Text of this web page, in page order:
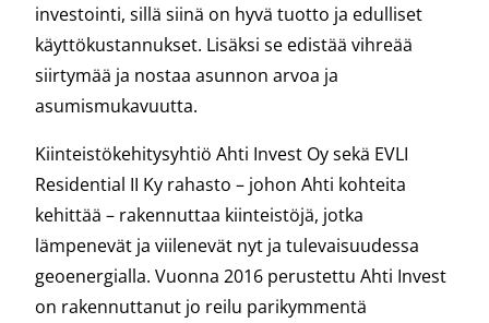
investointi, sillä siinä on hyvä tuotto ja edulliset
käyttökustannukset. Lisäksi se edistää vihreää
siirtymää ja nostaa asunnon arvoa ja
asumismukavuutta.
Kiinteistökehitysyhtiö Ahti Invest Oy sekä EVLI
Residential II Ky rahasto – johon Ahti kohteita
kehittää – rakennuttaa kiinteistöjä, jotka
lämpenevät ja viilenevät nyt ja tulevaisuudessa
geoenergialla. Vuonna 2016 perustettu Ahti Invest
on rakennuttanut jo reilu parikymmentä